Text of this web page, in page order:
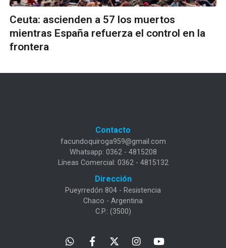
Ceuta: ascienden a 57 los muertos
mientras España refuerza el control en la
frontera
Contacto
facundoquiroga959@gmail.com
Whatsapp: 0362 - 4815208
Líneas Comercial: 0362 - 4815132
Dirección
Pueyrredón 804 - Resistencia
Chaco - Argentina
C.P.: (3500)